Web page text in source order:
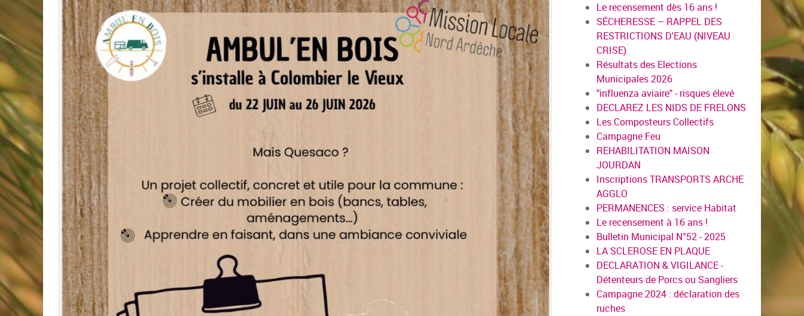
Le recensement dès 16 ans !
SÉCHERESSE – RAPPEL DES
RESTRICTIONS D'EAU (NIVEAU
CRISE)
Résultats des Elections
Municipales 2026
"influenza aviaire" - risques élevé
DECLAREZ LES NIDS DE FRELONS
Les Composteurs Collectifs
Campagne Feu
REHABILITATION MAISON
JOURDAN
Inscriptions TRANSPORTS ARCHE
AGGLO
PERMANENCES : service Habitat
Le recensement à 16 ans !
Bulletin Municipal N°52 - 2025
LA SCLEROSE EN PLAQUE
DECLARATION & VIGILANCE -
Détenteurs de Porcs ou Sangliers
Campagne 2024 : déclaration des
ruches